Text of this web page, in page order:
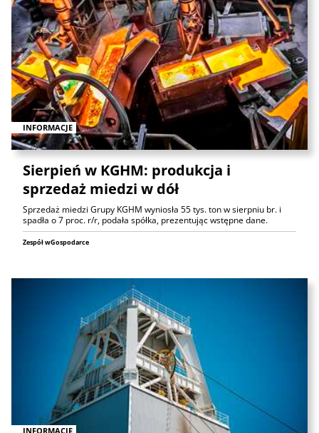
INFORMACJE
Sierpień w KGHM: produkcja i
sprzedaż miedzi w dół
Sprzedaż miedzi Grupy KGHM wyniosła 55 tys. ton w sierpniu br. i
spadła o 7 proc. r/r, podała spółka, prezentując wstępne dane.
Zespół wGospodarce
INFORMACJE